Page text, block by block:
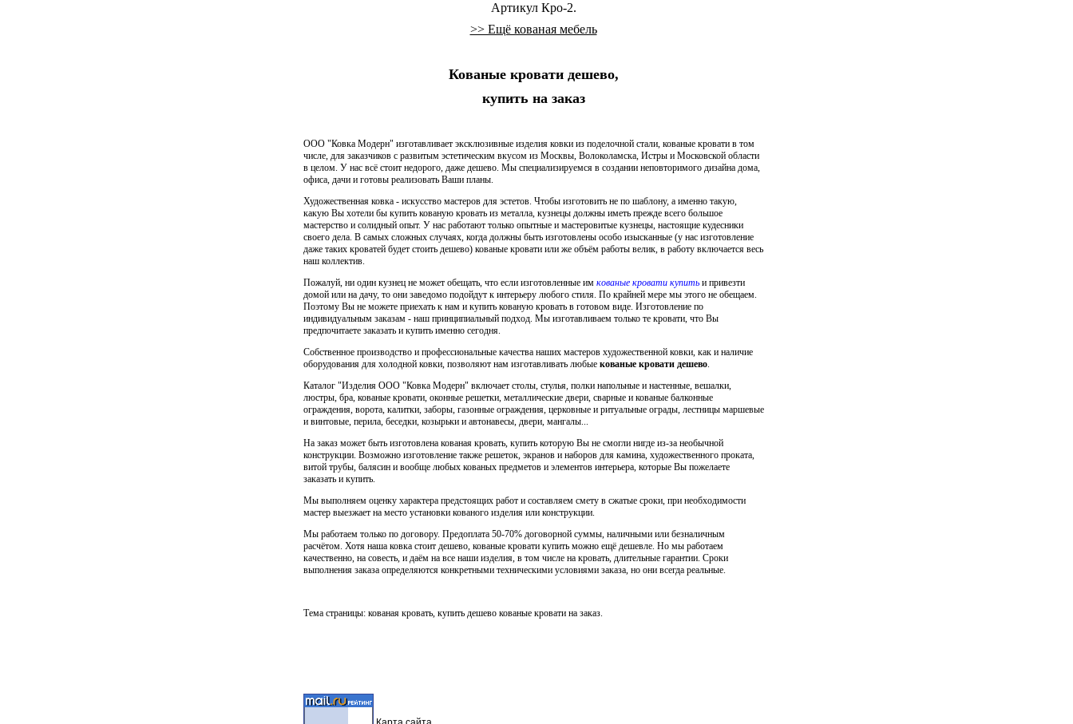
Артикул Кро-2.
>> Ещё кованая мебель
Кованые кровати дешево,
купить на заказ
ООО "Ковка Модерн" изготавливает эксклюзивные изделия ковки из поделочной стали, кованые кровати в том
числе, для заказчиков с развитым эстетическим вкусом из Москвы, Волоколамска, Истры и Московской области
в целом. У нас всё стоит недорого, даже дешево. Мы специализируемся в создании неповторимого дизайна дома,
офиса, дачи и готовы реализовать Ваши планы.
Художественная ковка - искусство мастеров для эстетов. Чтобы изготовить не по шаблону, а именно такую,
какую Вы хотели бы купить кованую кровать из металла, кузнецы должны иметь прежде всего большое
мастерство и солидный опыт. У нас работают только опытные и мастеровитые кузнецы, настоящие кудесники
своего дела. В самых сложных случаях, когда должны быть изготовлены особо изысканные (у нас изготовление
даже таких кроватей будет стоить дешево) кованые кровати или же объём работы велик, в работу включается весь
наш коллектив.
Пожалуй, ни один кузнец не может обещать, что если изготовленные им кованые кровати купитьи привезти
домой или на дачу, то они заведомо подойдут к интерьеру любого стиля. По крайней мере мы этого не обещаем.
Поэтому Вы не можете приехать к нам и купить кованую кровать в готовом виде. Изготовление по
индивидуальным заказам - наш принципиальный подход. Мы изготавливаем только те кровати, что Вы
предпочитаете заказать и купить именно сегодня.
Собственное производство и профессиональные качества наших мастеров художественной ковки, как и наличие
оборудования для холодной ковки, позволяют нам изготавливать любые кованые кровати дешево.
Каталог "Изделия ООО "Ковка Модерн" включает столы, стулья, полки напольные и настенные, вешалки,
люстры, бра, кованые кровати, оконные решетки, металлические двери, сварные и кованые балконные
ограждения, ворота, калитки, заборы, газонные ограждения, церковные и ритуальные ограды, лестницы маршевые
и винтовые, перила, беседки, козырьки и автонавесы, двери, мангалы...
На заказ может быть изготовлена кованая кровать, купить которую Вы не смогли нигде из-за необычной
конструкции. Возможно изготовление также решеток, экранов и наборов для камина, художественного проката,
витой трубы, балясин и вообще любых кованых предметов и элементов интерьера, которые Вы пожелаете
заказать и купить.
Мы выполняем оценку характера предстоящих работ и составляем смету в сжатые сроки, при необходимости
мастер выезжает на место установки кованого изделия или конструкции.
Мы работаем только по договору. Предоплата 50-70% договорной суммы, наличными или безналичным
расчётом. Хотя наша ковка стоит дешево, кованые кровати купить можно ещё дешевле. Но мы работаем
качественно, на совесть, и даём на все наши изделия, в том числе на кровать, длительные гарантии. Сроки
выполнения заказа определяются конкретными техническими условиями заказа, но они всегда реальные.
Тема страницы: кованая кровать, купить дешево кованые кровати на заказ.